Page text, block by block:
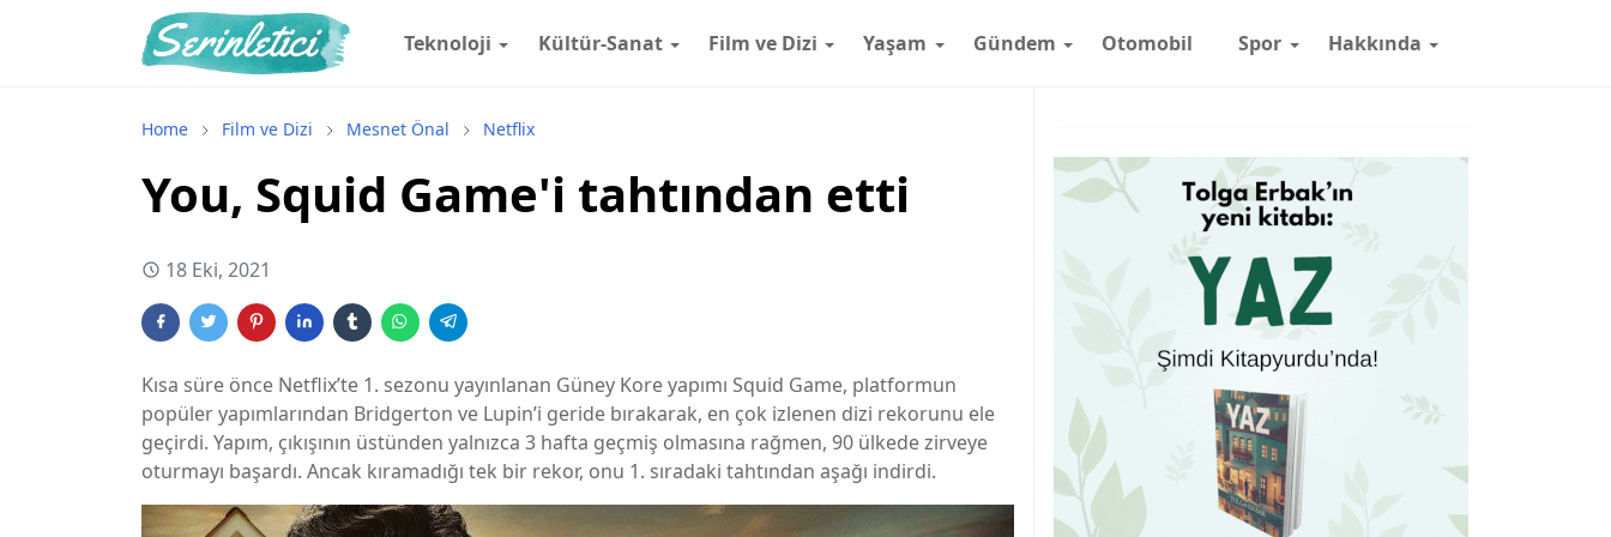
Teknoloji Kültür-Sanat Film ve Dizi Yaşam Gündem Otomobil Spor Hakkında
Home Film ve Dizi Mesnet Önal Netflix
You, Squid Game'i tahtından etti
18 Eki, 2021
Kısa süre önce Netflix’te 1. sezonu yayınlanan Güney Kore yapımı Squid Game, platformun
popüler yapımlarından Bridgerton ve Lupin’i geride bırakarak, en çok izlenen dizi rekorunu ele
geçirdi. Yapım, çıkışının üstünden yalnızca 3 hafta geçmiş olmasına rağmen, 90 ülkede zirveye
oturmayı başardı. Ancak kıramadığı tek bir rekor, onu 1. sıradaki tahtından aşağı indirdi.